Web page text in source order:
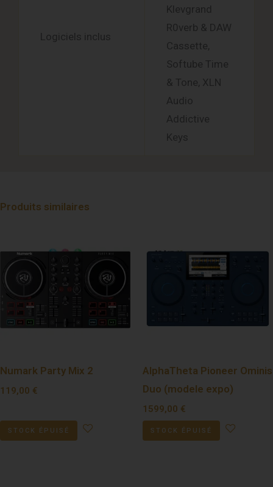
Logiciels inclus
Klevgrand
R0verb & DAW
Cassette,
Softube Time
& Tone, XLN
Audio
Addictive
Keys
Produits similaires
Numark Party Mix 2
119,00 €
STOCK ÉPUISÉ
AlphaTheta Pioneer Ominis
Duo (modele expo)
1599,00 €
STOCK ÉPUISÉ